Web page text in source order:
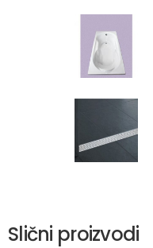
Slični proizvodi